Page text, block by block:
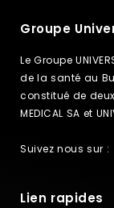
Groupe
Le Groupe
de la santé au
constitué de
MEDICAL SA et
Suivez nous sur :
Lien rapides